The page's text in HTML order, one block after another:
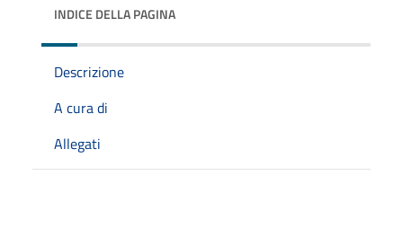
INDICE DELLA PAGINA
Descrizione
A cura di
Allegati